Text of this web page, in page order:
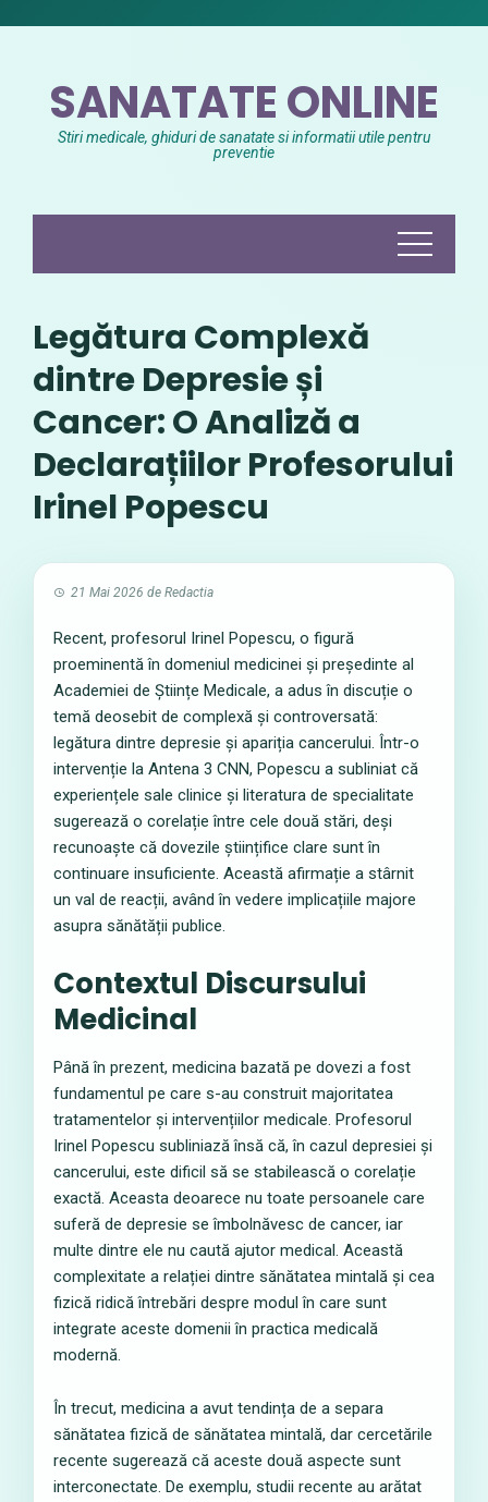
SANATATE ONLINE
Stiri medicale, ghiduri de sanatate si informatii utile pentru
preventie
Legătura Complexă
dintre Depresie și
Cancer: O Analiză a
Declarațiilor Profesorului
Irinel Popescu
21 Mai 2026 de Redactia
Recent, profesorul Irinel Popescu, o figură
proeminentă în domeniul medicinei și președinte al
Academiei de Științe Medicale, a adus în discuție o
temă deosebit de complexă și controversată:
legătura dintre depresie și apariția cancerului. Într-o
intervenție la Antena 3 CNN, Popescu a subliniat că
experiențele sale clinice și literatura de specialitate
sugerează o corelație între cele două stări, deși
recunoaște că dovezile științifice clare sunt în
continuare insuficiente. Această afirmație a stârnit
un val de reacții, având în vedere implicațiile majore
asupra sănătății publice.
Contextul Discursului
Medicinal
Până în prezent, medicina bazată pe dovezi a fost
fundamentul pe care s-au construit majoritatea
tratamentelor și intervențiilor medicale. Profesorul
Irinel Popescu subliniază însă că, în cazul depresiei și
cancerului, este dificil să se stabilească o corelație
exactă. Aceasta deoarece nu toate persoanele care
suferă de depresie se îmbolnăvesc de cancer, iar
multe dintre ele nu caută ajutor medical. Această
complexitate a relației dintre sănătatea mintală și cea
fizică ridică întrebări despre modul în care sunt
integrate aceste domenii în practica medicală
modernă.
În trecut, medicina a avut tendința de a separa
sănătatea fizică de sănătatea mintală, dar cercetările
recente sugerează că aceste două aspecte sunt
interconectate. De exemplu, studii recente au arătat